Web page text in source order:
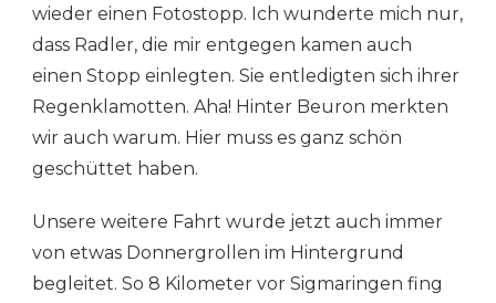
wieder einen Fotostopp. Ich wunderte mich nur,
dass Radler, die mir entgegen kamen auch
einen Stopp einlegten. Sie entledigten sich ihrer
Regenklamotten. Aha! Hinter Beuron merkten
wir auch warum. Hier muss es ganz schön
geschüttet haben.
Unsere weitere Fahrt wurde jetzt auch immer
von etwas Donnergrollen im Hintergrund
begleitet. So 8 Kilometer vor Sigmaringen fing